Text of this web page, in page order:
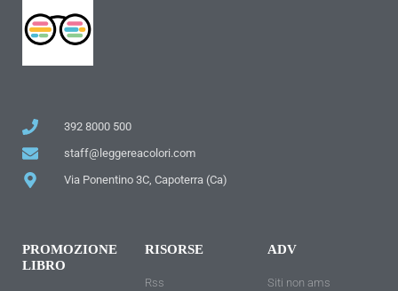
392 8000 500
staff@leggereacolori.com
Via Ponentino 3C, Capoterra (Ca)
PROMOZIONE
LIBRO
RISORSE
Rss
ADV
Siti non ams